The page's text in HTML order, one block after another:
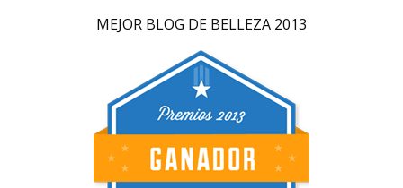
MEJOR BLOG DE BELLEZA 2013